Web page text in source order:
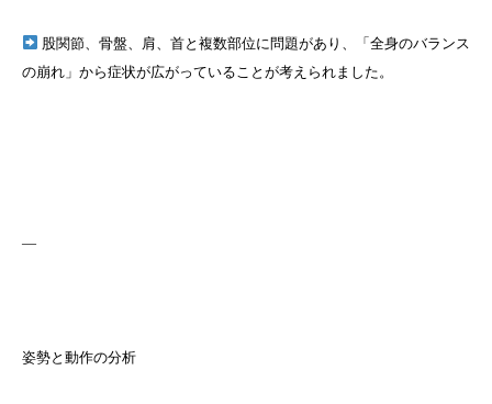
股関節、骨盤、肩、首と複数部位に問題があり、「全身のバランス
の崩れ」から症状が広がっていることが考えられました。
—
姿勢と動作の分析